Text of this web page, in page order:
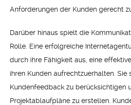
Anforderungen der Kunden gerecht
Darüber hinaus spielt die
Rolle. Eine erfolgreiche
durch ihre Fähigkeit aus, eine
ihren Kunden aufrechtzuerhalten. Sie
Kundenfeedback zu berücksichtigen
Projektablaufpläne zu erstellen.